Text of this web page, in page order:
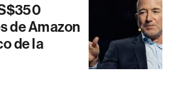
de Amazon
de la